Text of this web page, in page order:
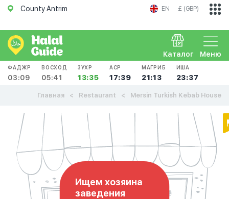
County Antrim EN £ (GBP)
Меню
Каталог
ФАДЖР
03:09
ВОСХОД
05:41
ЗУХР
13:35
АСР
17:39
МАГРИБ
21:13
ИША
23:37
Главная Restaurant Mersin Turkish Kebab House
Ищем хозяина
заведения